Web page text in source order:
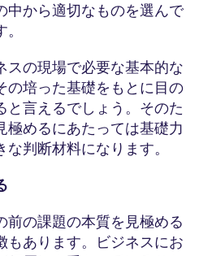
中から適切なものを選んで
スの現場で必要な基本的な
の培った基礎をもとに目の
と言えるでしょう。そのた
極めるにあたっては基礎力
判断材料になります。
前の課題の本質を見極める
もあります。ビジネスにお